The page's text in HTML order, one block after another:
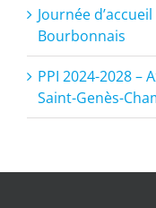
Journée
Bourbonnais
PPI 2024-2028 –
Saint-Genès-